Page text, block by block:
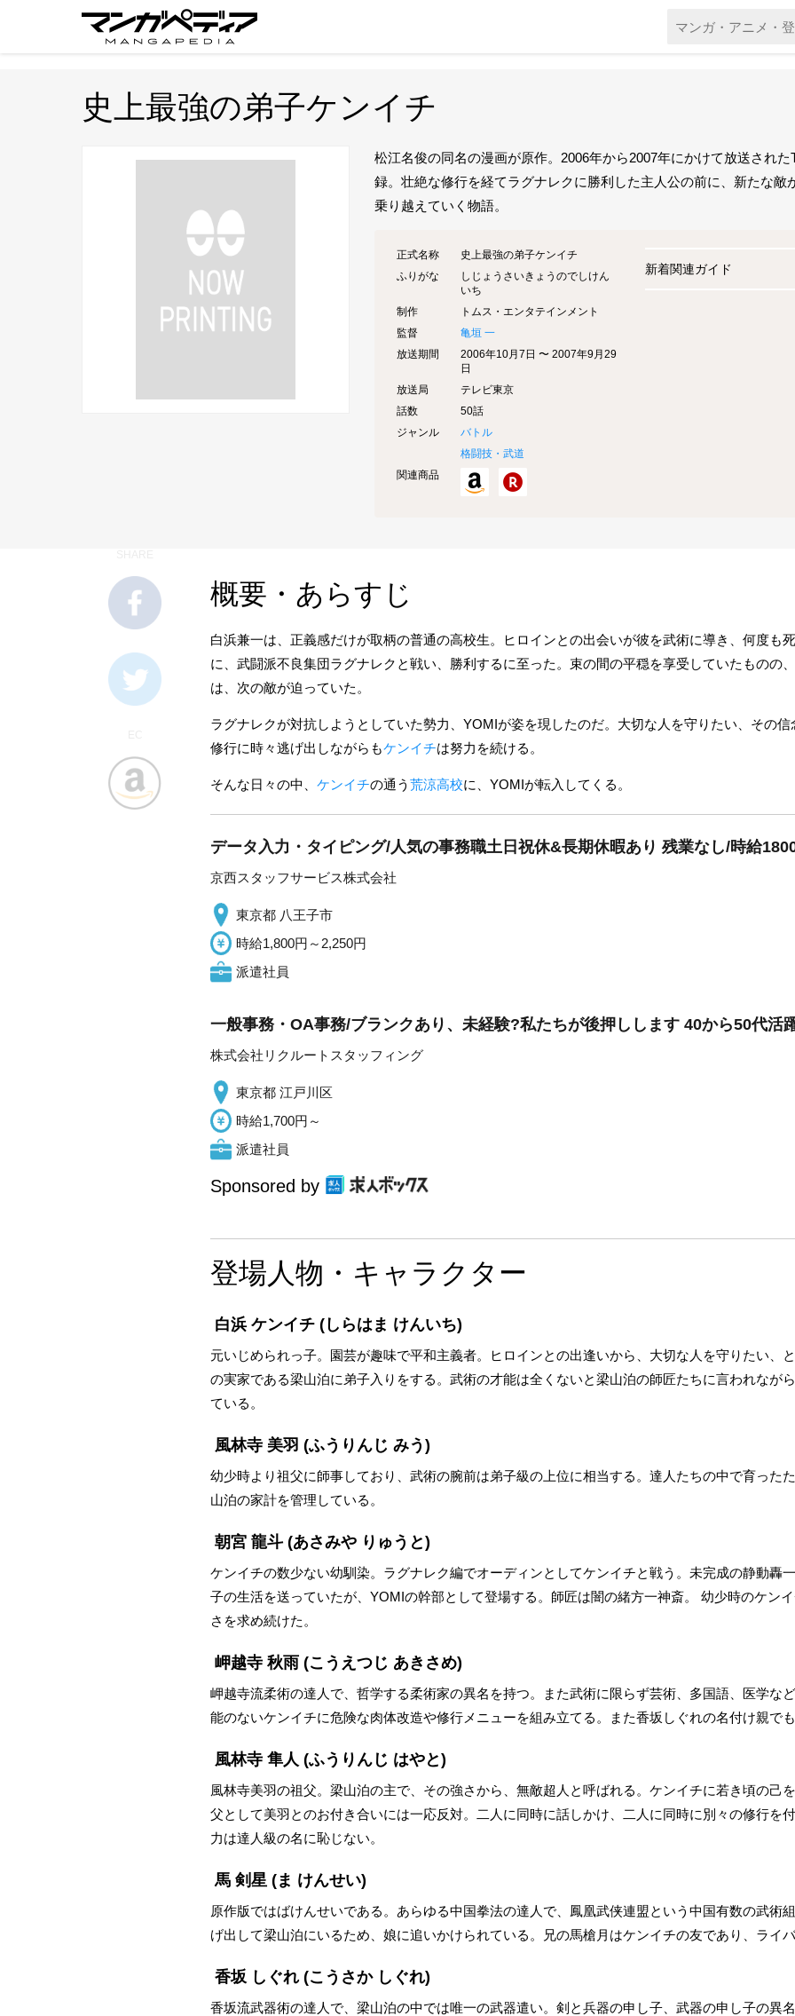
史上最強の弟子ケンイチ
松江名俊の同名の漫画が原作。2006年から2007年にかけて放送され
録。壮絶な修行を経てラグナレクに勝利した主人公の前に、新たな
乗り越えていく物語。
正式名称
史上最強の弟子ケンイチ
ふりがな
しじょうさいきょうのでしけん
いち
制作
トムス・エンタテインメント
監督
亀垣 一
放送期間
2006年10月7日 〜 2007年9月29
日
放送局
テレビ東京
話数
50話
ジャンル
バトル
格闘技・武道
関連商品
新着関連ガイド
概要・あらすじ
白浜兼一は、正義感だけが取柄の普通の高校生。ヒロインとの出会いが彼を武術に導き、何度も
に、武闘派不良集団ラグナレクと戦い、勝利するに至った。束の間の平穏を享受していたものの
は、次の敵が迫っていた。
ラグナレクが対抗しようとしていた勢力、YOMIが姿を現したのだ。大切な人を守りたい、その
修行に時々逃げ出しながらもケンイチは努力を続ける。
そんな日々の中、 ケンイチの通う 荒涼高校に、YOMIが転入してくる。
データ入力・タイピング/人気の事務職土日祝休&長期休暇あり 残業なし/時給
京西スタッフサービス株式会社
東京都 八王子市
時給1,800円～2,250円
派遣社員
一般事務・OA事務/ブランクあり、未経験?私たちが後押しします 40から50代活
株式会社リクルートスタッフィング
東京都 江戸川区
時給1,700円～
派遣社員
Sponsored by
登場人物・キャラクター
白浜 ケンイチ (しらはま けんいち)
元いじめられっ子。園芸が趣味で平和主義者。ヒロインとの出逢いから、大切な人を守りたい、
の実家である梁山泊に弟子入りをする。武術の才能は全くないと梁山泊の師匠たちに言われなが
ている。
風林寺 美羽 (ふうりんじ みう)
幼少時より祖父に師事しており、武術の腕前は弟子級の上位に相当する。達人たちの中で育った
山泊の家計を管理している。
朝宮 龍斗 (あさみや りゅうと)
ケンイチの数少ない幼馴染。ラグナレク編でオーディンとしてケンイチと戦う。未完成の静動轟
子の生活を送っていたが、YOMIの幹部として登場する。師匠は闇の緒方一神斎。 幼少時のケン
さを求め続けた。
岬越寺 秋雨 (こうえつじ あきさめ)
岬越寺流柔術の達人で、哲学する柔術家の異名を持つ。また武術に限らず芸術、多国語、医学な
能のないケンイチに危険な肉体改造や修行メニューを組み立てる。また香坂しぐれの名付け親でも
風林寺 隼人 (ふうりんじ はやと)
風林寺美羽の祖父。梁山泊の主で、その強さから、無敵超人と呼ばれる。ケンイチに若き頃の己
父として美羽とのお付き合いには一応反対。二人に同時に話しかけ、二人に同時に別々の修行を
力は達人級の名に恥じない。
馬 剣星 (ま けんせい)
原作版ではばけんせいである。あらゆる中国拳法の達人で、鳳凰武侠連盟という中国有数の武術
げ出して梁山泊にいるため、娘に追いかけられている。兄の馬槍月はケンイチの友であり、ライバ
香坂 しぐれ(こうさか しぐれ)
香坂流武器術の達人で、梁山泊の中では唯一の武器遣い。剣と兵器の申し子、武器の申し子の異